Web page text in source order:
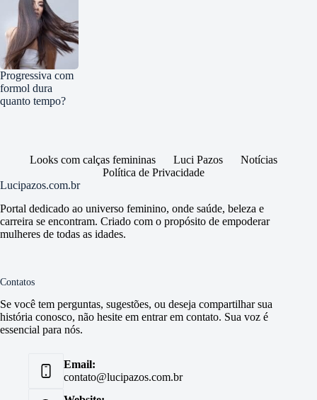
Progressiva com
formol dura
quanto tempo?
Looks com calças femininas Luci Pazos
Notícias
Política de Privacidade
Lucipazos.com.br
Portal dedicado ao universo feminino, onde saúde, beleza e
carreira se encontram. Criado com o propósito de empoderar
mulheres de todas as idades.
Contatos
Se você tem perguntas, sugestões, ou deseja compartilhar sua
história conosco, não hesite em entrar em contato. Sua voz é
essencial para nós.
Email:
contato@lucipazos.com.br